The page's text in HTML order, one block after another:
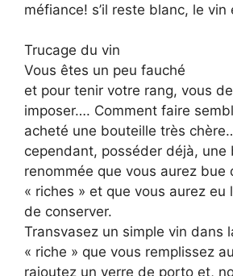
méfiance! s’il reste blanc, le vin
Trucage du vin
Vous êtes un peu fauché
et pour tenir votre rang, vous
imposer…. Comment faire
acheté une bouteille très
cependant, posséder déjà, une
renommée que vous aurez bue
« riches » et que vous aurez eu
de conserver.
Transvasez un simple vin dans
« riche » que vous remplissez
rajoutez un verre de porto et,